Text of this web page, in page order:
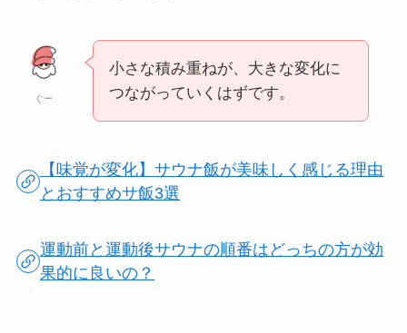
ぐー
小さな積み重ねが、大きな変化に
つながっていくはずです。
【味覚が変化】サウナ飯が美味しく感じる理由
とおすすめサ飯3選
運動前と運動後サウナの順番はどっちの方が効
果的に良いの？